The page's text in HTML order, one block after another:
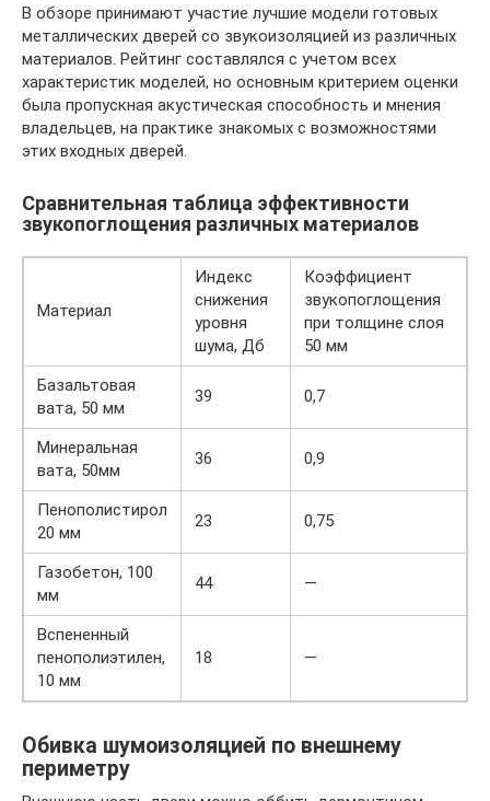
В обзоре принимают участие лучшие модели готовых
металлических дверей со звукоизоляцией из различных
материалов. Рейтинг составлялся с учетом всех
характеристик моделей, но основным критерием оценки
была пропускная акустическая способность и мнения
владельцев, на практике знакомых с возможностями
этих входных дверей.
Сравнительная таблица эффективности
звукопоглощения различных материалов
Материал
Индекс
снижения
уровня
шума, Дб
Коэффициент
звукопоглощения
при толщине слоя
50 мм
Базальтовая
вата, 50 мм
39 0,7
Минеральная
вата, 50мм
36 0,9
Пенополистирол
20 мм
23 0,75
Газобетон, 100
мм
44 —
Вспененный
пенополиэтилен,
10 мм
18 —
Обивка шумоизоляцией по внешнему
периметру